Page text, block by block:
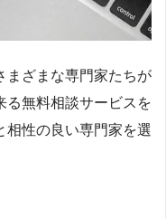
まざまな専門家たちが
る無料相談サービスを
相性の良い専門家を選